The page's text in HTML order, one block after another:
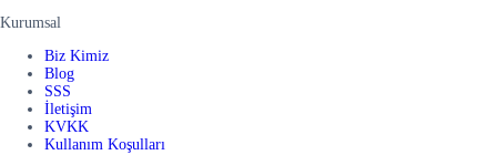
Kurumsal
Biz Kimiz
Blog
SSS
İletişim
KVKK
Kullanım Koşulları